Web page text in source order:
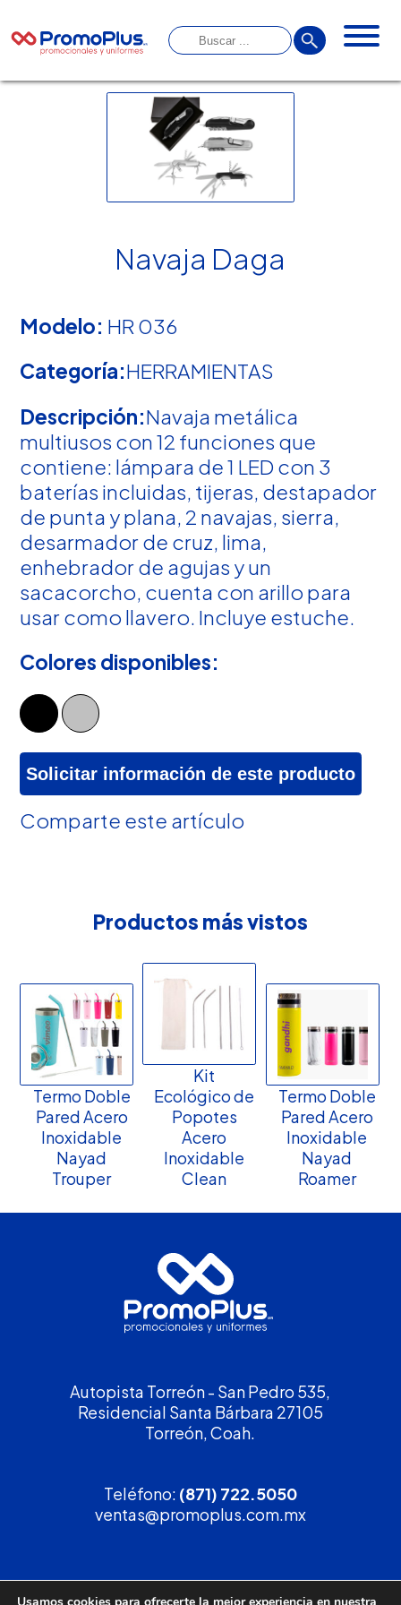
Navaja Daga
Modelo: HR 036
Categoría:HERRAMIENTAS
Descripción:Navaja metálica
multiusos con 12 funciones que
contiene: lámpara de 1 LED con 3
baterías incluidas, tijeras, destapador
de punta y plana, 2 navajas, sierra,
desarmador de cruz, lima,
enhebrador de agujas y un
sacacorcho, cuenta con arillo para
usar como llavero. Incluye estuche.
Colores disponibles:
Solicitar información de este producto
Comparte este artículo
Productos más vistos
Termo Doble
Pared Acero
Inoxidable
Nayad
Trouper
Kit
Ecológico de
Popotes
Acero
Inoxidable
Clean
Termo Doble
Pared Acero
Inoxidable
Nayad
Roamer
Autopista Torreón - San Pedro 535,
Residencial Santa Bárbara 27105
Torreón, Coah.
Teléfono: (871) 722.5050
ventas@promoplus.com.mx